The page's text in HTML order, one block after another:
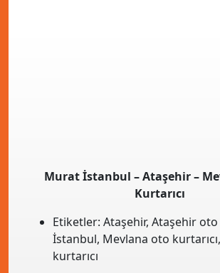
Murat İstanbul – Ataşehir –
Kurtarıcı
Etiketler: Ataşehir, Ataşehir
İstanbul, Mevlana oto kurtarıcı,
kurtarıcı